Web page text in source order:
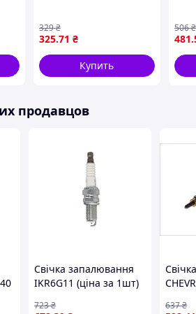
325.71 ₴
329₴
Купить
481
506₴
продавцов
Свічка запалювання
IKR6G11 (ціна за 1шт)
AGILA B, SUZUKI ALTO
723₴ 637₴